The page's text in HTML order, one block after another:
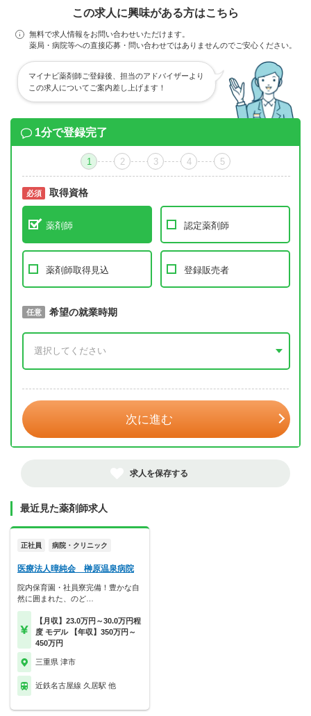
この求人に興味がある方はこちら
無料で求人情報をお問い合わせいただけます。
薬局・病院等への直接応募・問い合わせではありませんのでご安心ください。
マイナビ薬剤師ご登録後、担当のアドバイザーより
この求人についてご案内差し上げます！
1分で登録完了
1 2 3 4 5
必須 取得資格
薬剤師 認定薬剤師
薬剤師取得見込 登録販売者
必須 取得予定年
任意 希望の就業時期
次に進む
求人を保存する
最近見た薬剤師求人
正社員 病院・クリニック
医療法人暲純会 榊原温泉病院
院内保育園・社員寮完備！豊かな自
然に囲まれた、のど…
【月収】23.0万円～30.0万円程
度 モデル 【年収】350万円～
450万円
三重県 津市
近鉄名古屋線 久居駅 他